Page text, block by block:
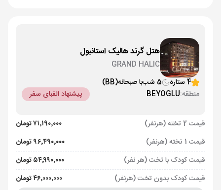
هتل گرند هالیک استانبول
GRAND HALIC
4 ستاره
5 شب با صبحانه(BB)
منطقه:BEYOGLU پیشنهاد الفبای سفر
قیمت 2 تخته (هرنفر)
۷۱٬۱۹۰٬۰۰۰ تومان
قیمت 1 تخته (هرنفر)
۹۶٬۴۹۰٬۰۰۰ تومان
قیمت کودک با تخت (هر نفر)
۵۴٬۹۹۰٬۰۰۰ تومان
قیمت کودک بدون تخت (هرنفر)
۴۶٬۰۰۰٬۰۰۰ تومان